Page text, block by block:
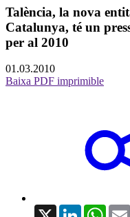
Talència, la nova
Catalunya, té un
per al 2010
01.03.2010
Baixa PDF imprimible
X LinkedIn